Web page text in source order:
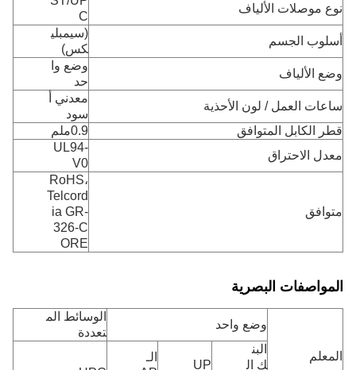
نوع موصلات الألياف
C
أسلوب الجسم
(سيمبلي
كس)
وضع الألياف
وضع وا
حد
ساعات العمل / لون الأحذية
معدني أ
سود
قطر الكابل المتوافق
0.9ملم
معدل الاحتراق
UL94-
V0
متوافق
RoHS،
Telcord
ia GR-
326-C
ORE
المواصفات البصرية
المعلم
وضع واحد
الوسائط الم
تعددة
البن
ك ال
UP
الـ